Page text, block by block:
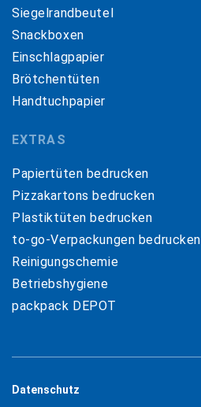
Siegelrandbeutel
Snackboxen
Einschlagpapier
Brötchentüten
Handtuchpapier
EXTRAS
Papiertüten bedrucken
Pizzakartons bedrucken
Plastiktüten bedrucken
to-go-Verpackungen bedrucken
Reinigungschemie
Betriebshygiene
packpack DEPOT
Datenschutz